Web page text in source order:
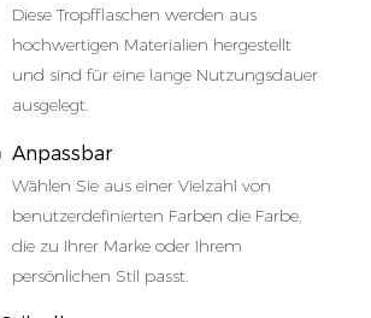
Diese Tropfflaschen werden aus
hochwertigen Materialien hergestellt
und sind für eine lange Nutzungsdauer
ausgelegt.
Anpassbar
Wählen Sie aus einer Vielzahl von
benutzerdefinierten Farben die Farbe,
die zu Ihrer Marke oder Ihrem
persönlichen Stil passt.